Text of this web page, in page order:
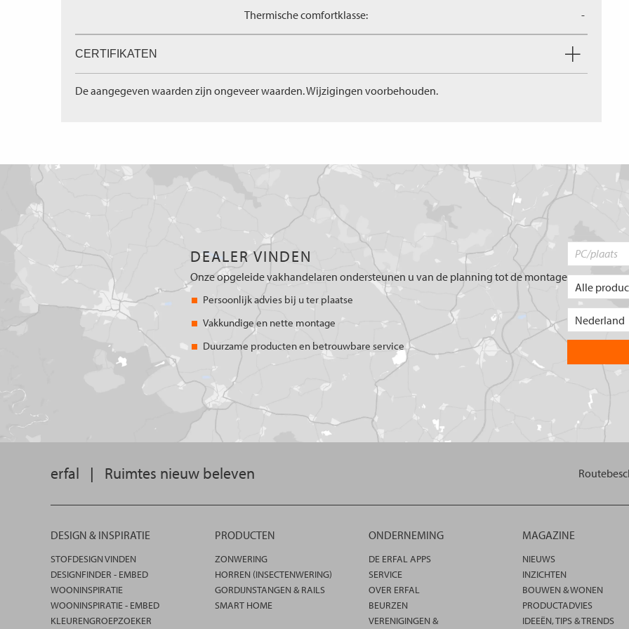
Thermische comfortklasse: -
CERTIFIKATEN
De aangegeven waarden zijn ongeveer waarden. Wijzigingen voorbehouden.
DEALER VINDEN
Onze opgeleide vakhandelaren ondersteunen u van de planning tot de montage
Persoonlijk advies bij u ter plaatse
Vakkundige en nette montage
Duurzame producten en betrouwbare service
erfal | Ruimtes nieuw beleven
DESIGN & INSPIRATIE
STOFDESIGN VINDEN
DESIGNFINDER - EMBED
WOONINSPIRATIE
WOONINSPIRATIE - EMBED
KLEURENGROEPZOEKER
PRODUCTEN
ZONWERING
HORREN (INSECTENWERING)
GORDIJNSTANGEN & RAILS
SMART HOME
ONDERNEMING
DE ERFAL APPS
SERVICE
OVER ERFAL
BEURZEN
VERENIGINGEN &
MAGAZINE
NIEUWS
INZICHTEN
BOUWEN & WONEN
PRODUCTADVIES
IDEEËN, TIPS & TRENDS